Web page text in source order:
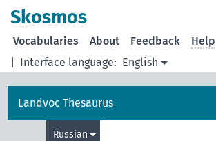
Skosmos
Interface language: English
Vocabularies About Feedback Help
Landvoc Thesaurus
Russian